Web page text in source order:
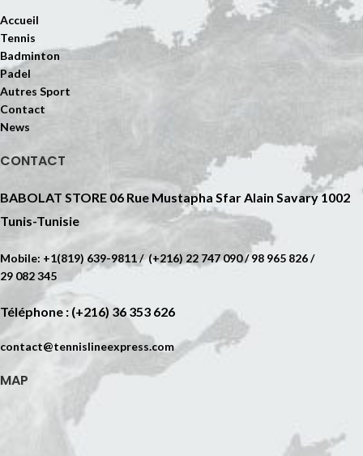
Accueil
Tennis
Badminton
Padel
Autres Sport
Contact
News
CONTACT
BABOLAT STORE 06 Rue Mustapha Sfar Alain Savary 1002
Tunis-Tunisie
Mobile: +1(819) 639-9811 / (+216) 22 747 090 / 98 965 826 /
29 082 345
Téléphone : (+216) 36 353 626
contact@tennislineexpress.com
MAP